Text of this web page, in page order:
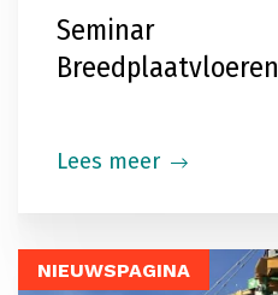
Seminar
Breedplaatvloeren
Lees meer
NIEUWSPAGINA